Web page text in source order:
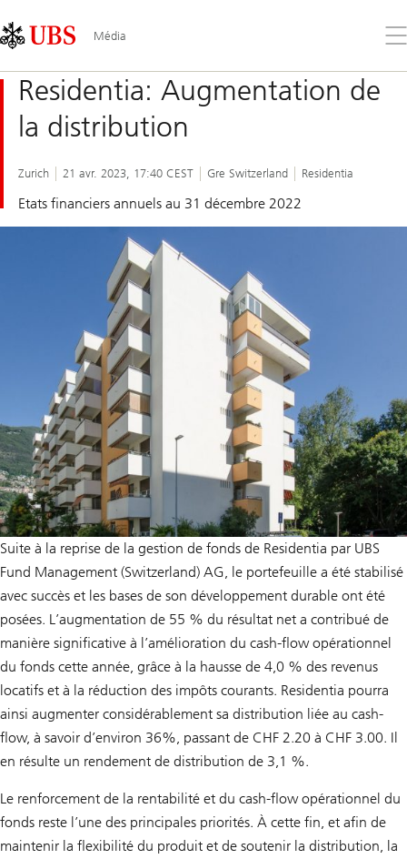
Links
Area
Média
le
Residentia: Augmentation de
la distribution
Zurich 21 avr. 2023, 17:40 CEST Gre Switzerland Residentia
Etats financiers annuels au 31 décembre 2022
Suite à la reprise de la gestion de fonds de Residentia par UBS
Fund Management (Switzerland) AG, le portefeuille a été stabilisé
avec succès et les bases de son développement durable ont été
posées. L’augmentation de 55 % du résultat net a contribué de
manière significative à l’amélioration du cash-flow opérationnel
du fonds cette année, grâce à la hausse de 4,0 % des revenus
locatifs et à la réduction des impôts courants. Residentia pourra
ainsi augmenter considérablement sa distribution liée au cash-
flow, à savoir d’environ 36%, passant de CHF 2.20 à CHF 3.00. Il
en résulte un rendement de distribution de 3,1 %.
Le renforcement de la rentabilité et du cash-flow opérationnel du
fonds reste l’une des principales priorités. À cette fin, et afin de
maintenir la flexibilité du produit et de soutenir la distribution, la